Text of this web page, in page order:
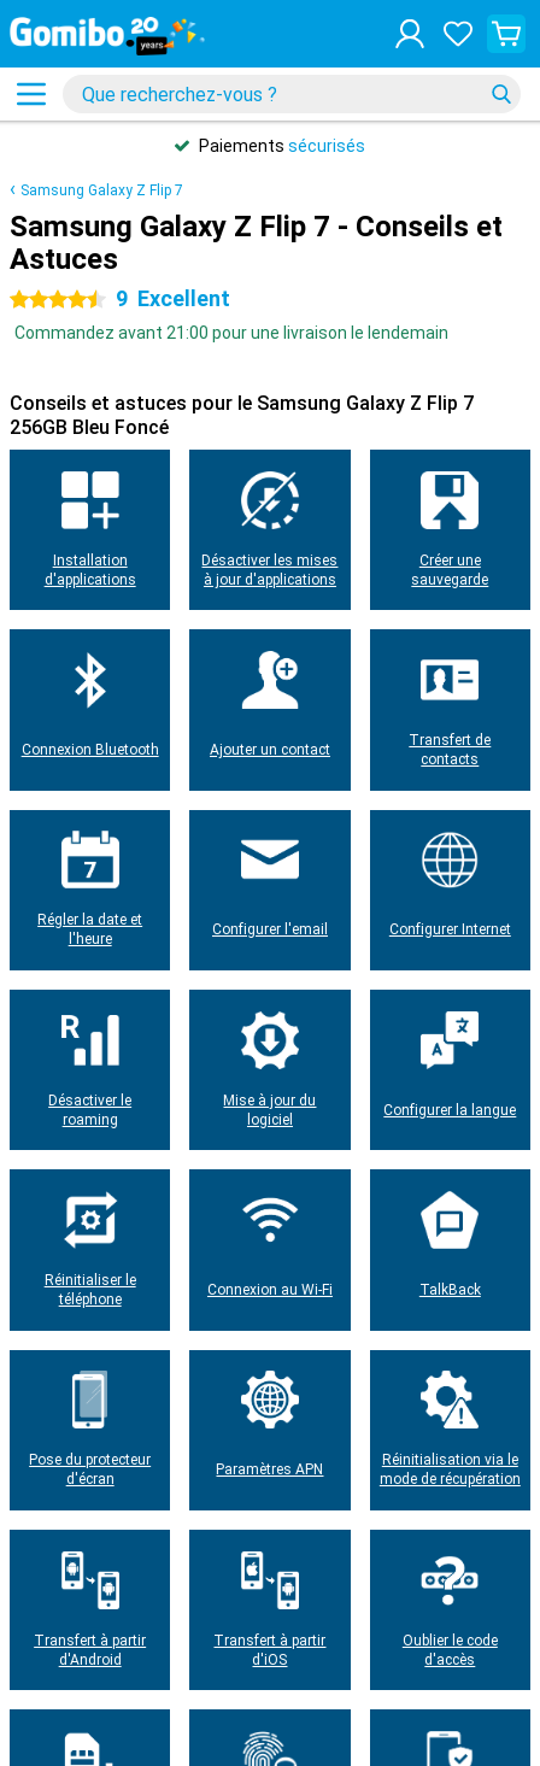
Paiements sécurisés
Samsung Galaxy Z Flip 7
Samsung Galaxy Z Flip 7 - Conseils et
Astuces
4.5 étoiles 9 Excellent
Commandez avant 21:00 pour une livraison le lendemain
Conseils et astuces pour le Samsung Galaxy Z Flip 7
256GB Bleu Foncé
Installation
d'applications
Désactiver les mises
à jour d'applications
Créer une
sauvegarde
Connexion Bluetooth Ajouter un contact
Transfert de
contacts
Régler la date et
l'heure
Configurer l'email Configurer Internet
Désactiver le
roaming
Mise à jour du
logiciel
Configurer la langue
Réinitialiser le
téléphone
Connexion au Wi-Fi TalkBack
Pose du protecteur
d'écran
Paramètres APN
Réinitialisation via le
mode de récupération
Transfert à partir
d'Android
Transfert à partir
d'iOS
Oublier le code
d'accès